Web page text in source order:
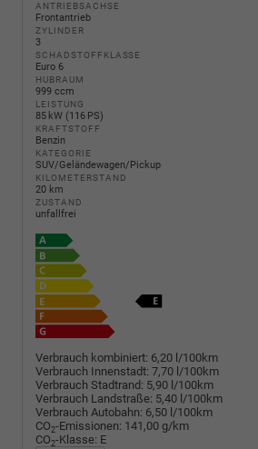
ANTRIEBSACHSE
Frontantrieb
ZYLINDER
3
SCHADSTOFFKLASSE
Euro 6
HUBRAUM
999 ccm
LEISTUNG
85 kW (116 PS)
KRAFTSTOFF
Benzin
KATEGORIE
SUV/Geländewagen/Pickup
KILOMETERSTAND
20 km
ZUSTAND
unfallfrei
Verbrauch kombiniert: 6,20 l/100km
Verbrauch Innenstadt: 7,70 l/100km
Verbrauch Stadtrand: 5,90 l/100km
Verbrauch Landstraße: 5,40 l/100km
Verbrauch Autobahn: 6,50 l/100km
CO2-Emissionen: 141,00 g/km
CO2-Klasse: E